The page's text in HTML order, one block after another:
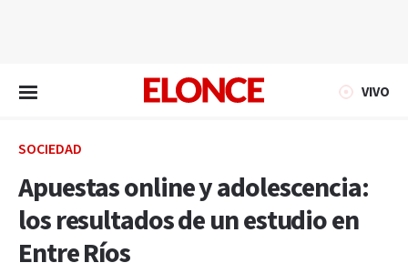
VIVO
SOCIEDAD
Apuestas online y adolescencia:
los resultados de un estudio en
Entre Ríos